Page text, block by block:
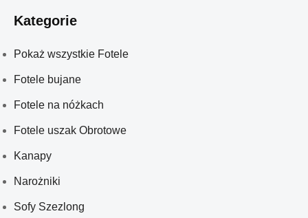
Kategorie
Pokaż wszystkie Fotele
Fotele bujane
Fotele na nóżkach
Fotele uszak Obrotowe
Kanapy
Narożniki
Sofy Szezlong